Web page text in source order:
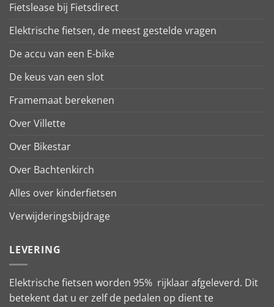
Fietslease bij Fietsdirect
Elektrische fietsen, de meest gestelde vragen
De accu van een E-bike
De keus van een slot
Framemaat berekenen
Over Villette
Over Bikestar
Over Bachtenkirch
Alles over kinderfietsen
Verwijderingsbijdrage
LEVERING
Elektrische fietsen worden 95% rijklaar afgeleverd. Dit
betekent dat u er zelf de pedalen op dient te